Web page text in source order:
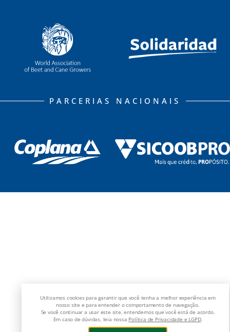
PARCERIAS NACIONAIS
Utilizamos cookies para garantir que você tenha a melhor experiência em
nosso site e para entender o comportamento de navegação.
Se você continuar a usar este site, entendemos que você está de acordo.
Em caso de dúvidas, leia nossa Política de Privacidade e LGPD.